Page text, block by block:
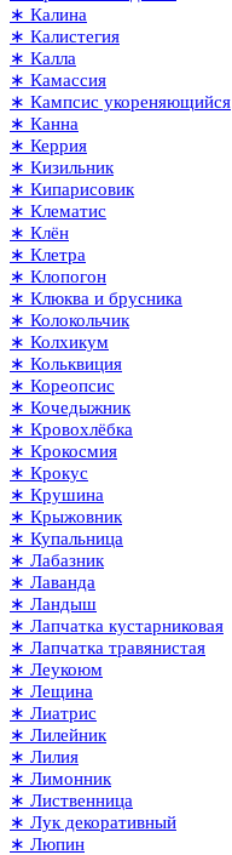
∗ Калина
∗ Калистегия
∗ Калла
∗ Камассия
∗ Кампсис укореняющийся
∗ Канна
∗ Керрия
∗ Кизильник
∗ Кипарисовик
∗ Клематис
∗ Клён
∗ Клетра
∗ Клопогон
∗ Клюква и брусника
∗ Колокольчик
∗ Колхикум
∗ Кольквиция
∗ Кореопсис
∗ Кочедыжник
∗ Кровохлёбка
∗ Крокосмия
∗ Крокус
∗ Крушина
∗ Крыжовник
∗ Купальница
∗ Лабазник
∗ Лаванда
∗ Ландыш
∗ Лапчатка кустарниковая
∗ Лапчатка травянистая
∗ Леукоюм
∗ Лещина
∗ Лиатрис
∗ Лилейник
∗ Лилия
∗ Лимонник
∗ Лиственница
∗ Лук декоративный
∗ Люпин